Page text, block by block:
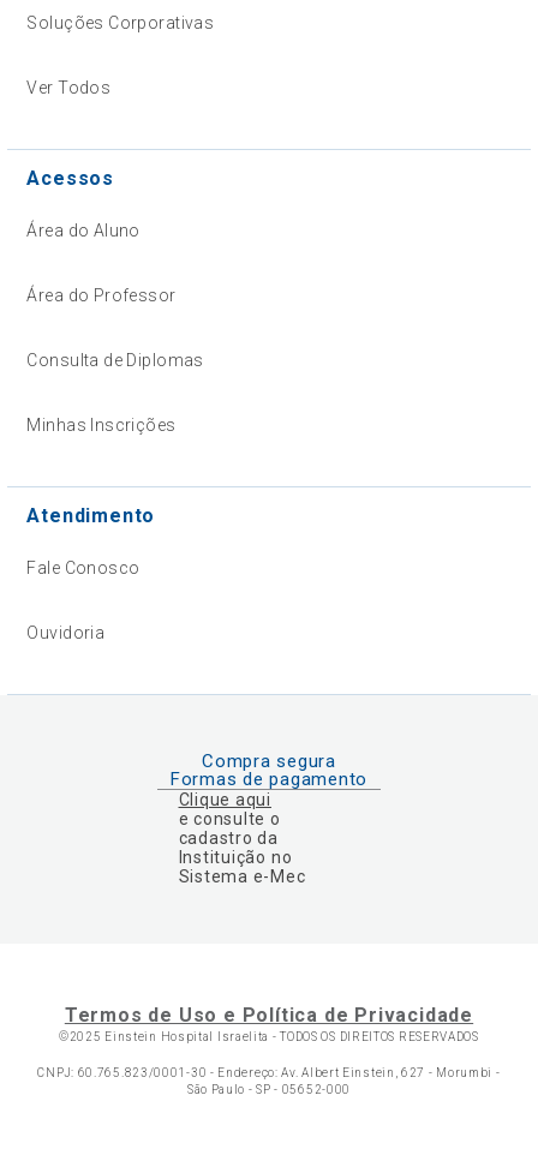
Soluções Corporativas
Ver Todos
Acessos
Área do Aluno
Área do Professor
Consulta de Diplomas
Minhas Inscrições
Atendimento
Fale Conosco
Ouvidoria
Compra segura
Formas de pagamento
Clique aqui
e consulte o
cadastro da
Instituição no
Sistema e-Mec
Termos de Uso e Política de Privacidade
©2025 Einstein Hospital Israelita -TODOS OS DIREITOS RESERVADOS
CNPJ: 60.765.823/0001-30 - Endereço: Av. Albert Einstein, 627 - Morumbi -
São Paulo - SP - 05652-000